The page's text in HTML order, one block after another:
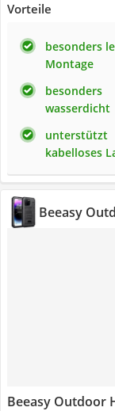
Vorteile
besonders
Montage
besonders
wasserdicht
unterstützt
kabelloses
Beeasy
Beeasy Outdoor